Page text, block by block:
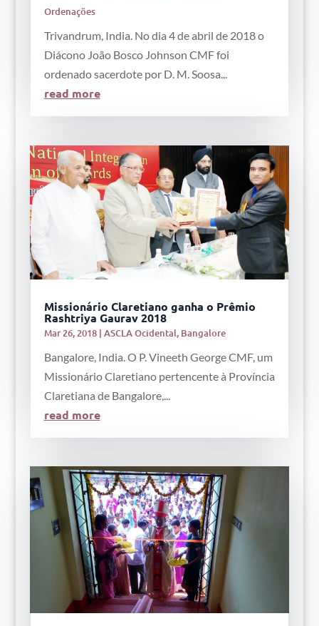
Ordenações
Trivandrum, India. No dia 4 de abril de 2018 o
Diácono João Bosco Johnson CMF foi
ordenado sacerdote por D. M. Soosa...
read more
Missionário Claretiano ganha o Prêmio
Rashtriya Gaurav 2018
Mar 26, 2018| ASCLA Ocidental, Bangalore
Bangalore, India. O P. Vineeth George CMF, um
Missionário Claretiano pertencente à Província
Claretiana de Bangalore,...
read more